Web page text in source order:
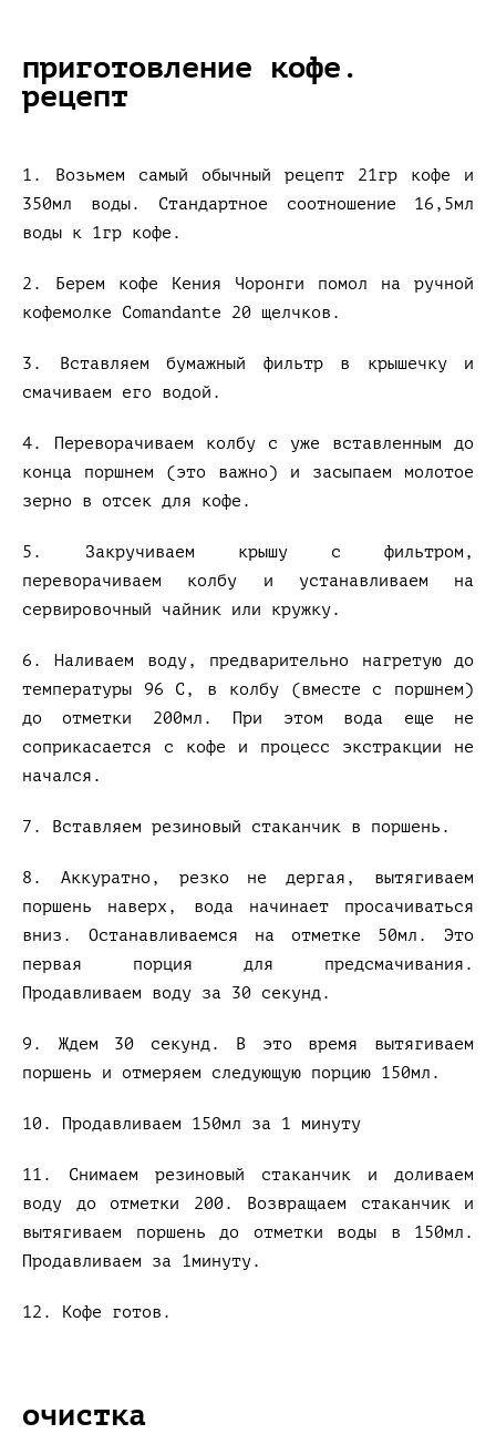
приготовление кофе.
рецепт
1. Возьмем самый обычный рецепт 21гр кофе и
350мл воды. Стандартное соотношение 16,5мл
воды к 1гр кофе.
2. Берем кофе Кения Чоронги помол на ручной
кофемолке Comandante 20 щелчков.
3. Вставляем бумажный фильтр в крышечку и
смачиваем его водой.
4. Переворачиваем колбу с уже вставленным до
конца поршнем (это важно) и засыпаем молотое
зерно в отсек для кофе.
5. Закручиваем крышу с фильтром,
переворачиваем колбу и устанавливаем на
сервировочный чайник или кружку.
6. Наливаем воду, предварительно нагретую до
температуры 96 С, в колбу (вместе с поршнем)
до отметки 200мл. При этом вода еще не
соприкасается с кофе и процесс экстракции не
начался.
7. Вставляем резиновый стаканчик в поршень.
8. Аккуратно, резко не дергая, вытягиваем
поршень наверх, вода начинает просачиваться
вниз. Останавливаемся на отметке 50мл. Это
первая порция для предсмачивания.
Продавливаем воду за 30 секунд.
9. Ждем 30 секунд. В это время вытягиваем
поршень и отмеряем следующую порцию 150мл.
10. Продавливаем 150мл за 1 минуту
11. Снимаем резиновый стаканчик и доливаем
воду до отметки 200. Возвращаем стаканчик и
вытягиваем поршень до отметки воды в 150мл.
Продавливаем за 1минуту.
12. Кофе готов.
очистка